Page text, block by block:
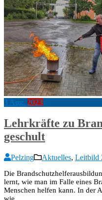
3 Aug. 2023
Lehrkräfte zu
geschult
Pelzing Aktuelles, Leitbild
Die
lernt, wie man im Falle eines
Menschen helfen kann. In der